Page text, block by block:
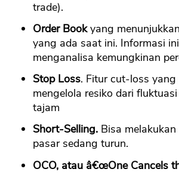
trade).
Order Bookyang
yang ada saat ini. Informasi
menganalisa kemungkinan
Stop Loss. Fitur cut-loss
mengelola resiko dari
tajam
Short-Selling. Bisa
pasar sedang turun.
OCO, atau â€œOne Cancels